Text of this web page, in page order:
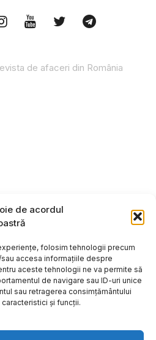
de acordul
folosim tehnologii precum
accesa informațiile despre
aceste tehnologii ne va permite să
de navigare sau ID-uri unice
sau retragerea consimțământului
și funcții.
de afaceri din România